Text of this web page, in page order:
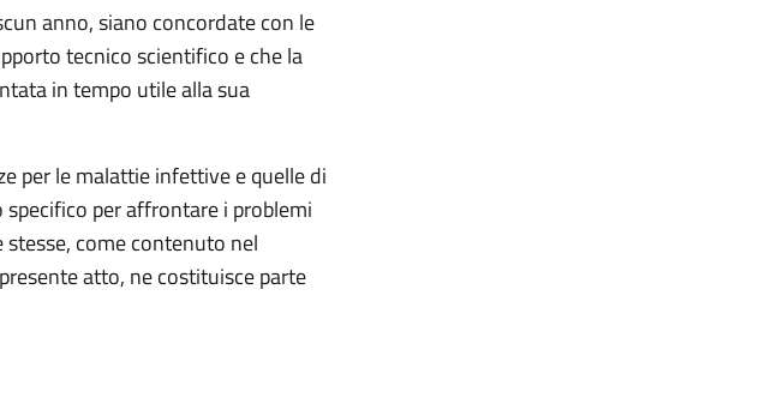
anno, siano concordate con le
tecnico scientifico e che la
in tempo utile alla sua
per le malattie infettive e quelle di
per affrontare i problemi
come contenuto nel
atto, ne costituisce parte